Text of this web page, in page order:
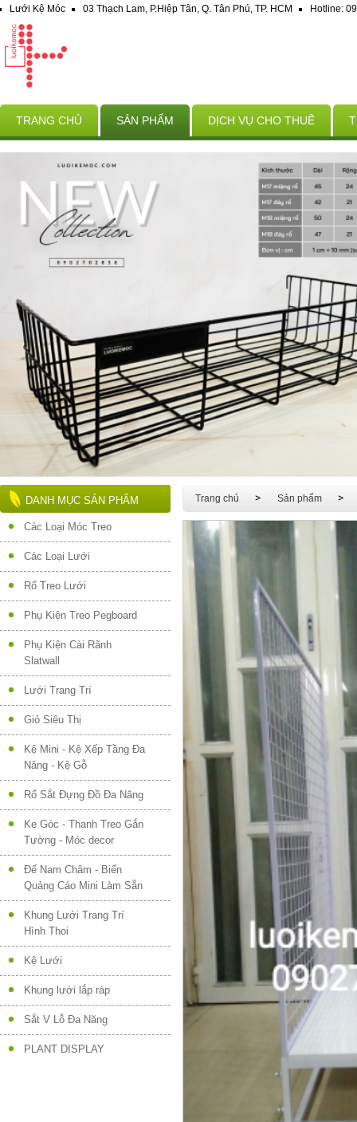
Lưới Kệ Móc 03 Thạch Lam, P.Hiệp Tân, Q. Tân Phú, TP. HCM Hotline:
TRANG CHỦ SẢN PHẨM DỊCH VỤ CHO THUÊ
DANH MỤC SẢN PHẨM
Các Loại Móc Treo
Các Loại Lưới
Rổ Treo Lưới
Phụ Kiện Treo Pegboard
Phụ Kiện Cài Rãnh
Slatwall
Lưới Trang Trí
Giỏ Siêu Thị
Kệ Mini - Kệ Xếp Tầng Đa
Năng - Kệ Gỗ
Rổ Sắt Đựng Đồ Đa Năng
Ke Góc - Thanh Treo Gắn
Tường - Móc decor
Đế Nam Châm - Biển
Quảng Cáo Mini Làm Sẵn
Khung Lưới Trang Trí
Hình Thoi
Kệ Lưới
Khung lưới lắp ráp
Sắt V Lỗ Đa Năng
PLANT DISPLAY
Trang chủ Sản phẩm